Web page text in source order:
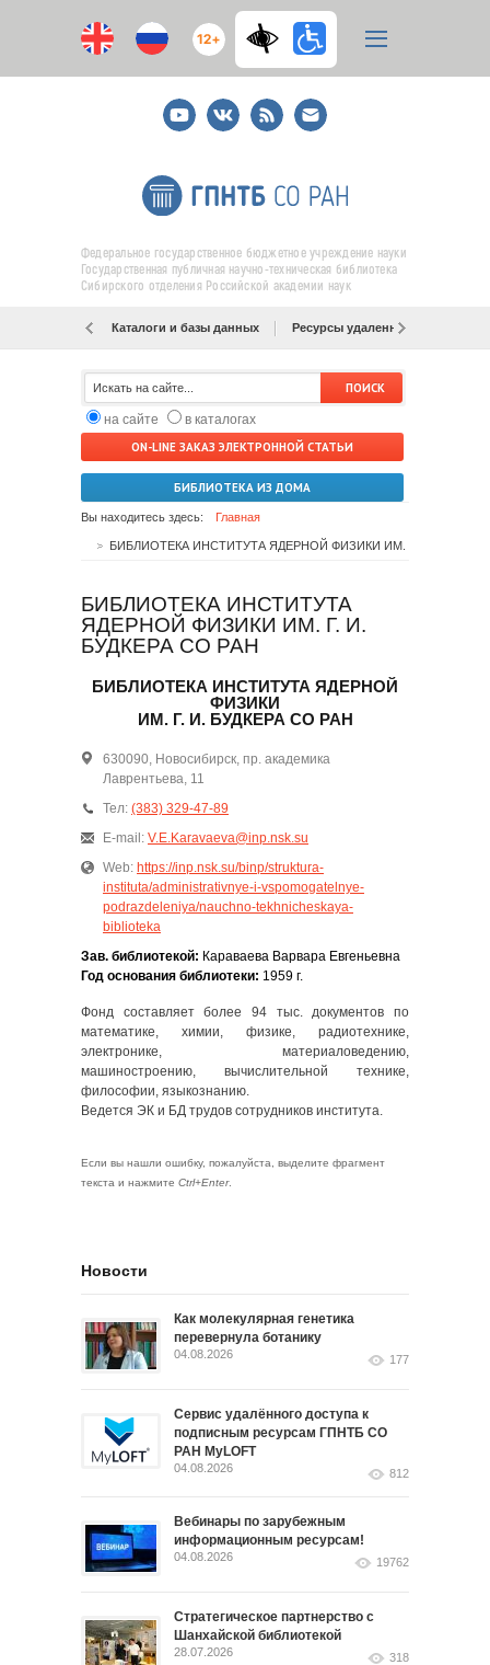
12+
YoutubeВКонтакте
RSS
E-
mail
подписка
Федеральное государственное бюджетное учреждение науки
Государственная публичная научно-техническая библиотека
Сибирского отделения Российской академии наук
Каталоги и базы данных Ресурсы удаленного доступа
на сайте
в каталогах
ON-LINE ЗАКАЗ ЭЛЕКТРОННОЙ СТАТЬИ
БИБЛИОТЕКА ИЗ ДОМА
Вы находитесь здесь: Главная
БИБЛИОТЕКА ИНСТИТУТА
ЯДЕРНОЙ ФИЗИКИ ИМ. Г. И.
БУДКЕРА СО РАН
БИБЛИОТЕКА ИНСТИТУТА ЯДЕРНОЙ
ФИЗИКИ
ИМ. Г. И. БУДКЕРА СО РАН
630090, Новосибирск, пр. академика
Лаврентьева, 11
Тел: (383) 329-47-89
E-mail: V.E.Karavaeva@inp.nsk.su
Web: https://inp.nsk.su/binp/struktura-
instituta/administrativnye-i-vspomogatelnye-
podrazdeleniya/nauchno-tekhnicheskaya-
biblioteka
Зав. библиотекой: Караваева Варвара Евгеньевна
Год основания библиотеки: 1959 г.
Фонд составляет более 94 тыс. документов по
математике, химии, физике, радиотехнике,
электронике, материаловедению,
машиностроению, вычислительной технике,
философии, языкознанию.
Ведется ЭК и БД трудов сотрудников института.
Если вы нашли ошибку, пожалуйста, выделите фрагмент
текста и нажмите Ctrl+Enter.
Новости
Как молекулярная генетика
перевернула ботанику
04.08.2026 177
Сервис удалённого доступа к
подписным ресурсам ГПНТБ СО
РАН MyLOFT
04.08.2026 812
Вебинары по зарубежным
информационным ресурсам!
04.08.2026 19762
Стратегическое партнерство с
Шанхайской библиотекой
28.07.2026 318